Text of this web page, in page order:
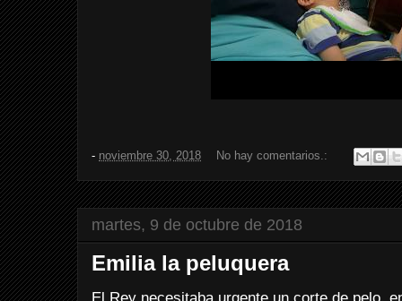
- noviembre 30, 2018 No hay comentarios.:
martes, 9 de octubre de 2018
Emilia la peluquera